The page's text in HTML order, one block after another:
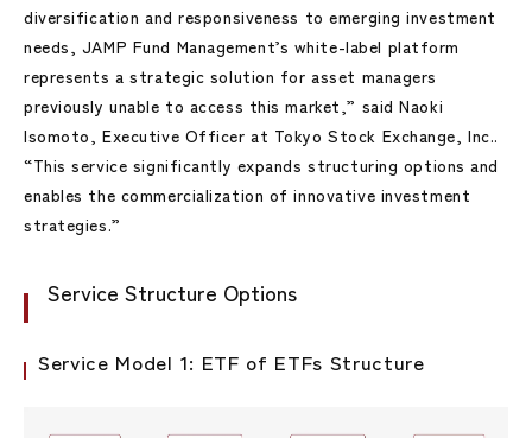
diversification and responsiveness to emerging investment
needs, JAMP Fund Management’s white-label platform
represents a strategic solution for asset managers
previously unable to access this market,” said Naoki
Isomoto, Executive Officer at Tokyo Stock Exchange, Inc..
“This service significantly expands structuring options and
enables the commercialization of innovative investment
strategies.”
Service Structure Options
Service Model 1: ETF of ETFs Structure